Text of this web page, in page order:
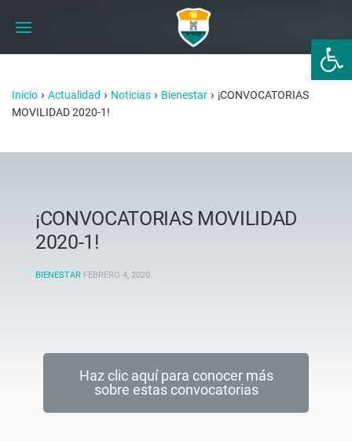
Abrir
Inicio › Actualidad › Noticias › Bienestar › ¡CONVOCATORIAS
MOVILIDAD 2020-1!
¡CONVOCATORIAS MOVILIDAD
2020-1!
BIENESTAR FEBRERO 4, 2020.
Haz clic aquí para conocer más
sobre estas convocatorias